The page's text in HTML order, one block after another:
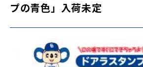
プの青色」入荷未定